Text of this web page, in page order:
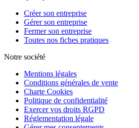
Créer son entreprise
Gérer son entreprise
Fermer son entreprise
Toutes nos fiches pratiques
Notre société
Mentions légales
Conditions générales de vente
Charte Cookies
Politique de confidentialité
Exercer vos droits RGPD
Réglementation légale